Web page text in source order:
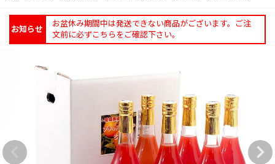
お知らせ
お盆休み期間中は発送できない商品がございます。ご注
文前に必ずこちらをご確認下さい。